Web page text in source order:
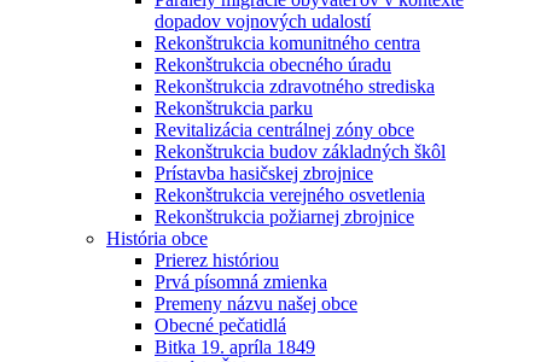
dopadov vojnových udalostí
Rekonštrukcia komunitného centra
Rekonštrukcia obecného úradu
Rekonštrukcia zdravotného strediska
Rekonštrukcia parku
Revitalizácia centrálnej zóny obce
Rekonštrukcia budov základných škôl
Prístavba hasičskej zbrojnice
Rekonštrukcia verejného osvetlenia
Rekonštrukcia požiarnej zbrojnice
História obce
Prierez históriou
Prvá písomná zmienka
Premeny názvu našej obce
Obecné pečatidlá
Bitka 19. apríla 1849